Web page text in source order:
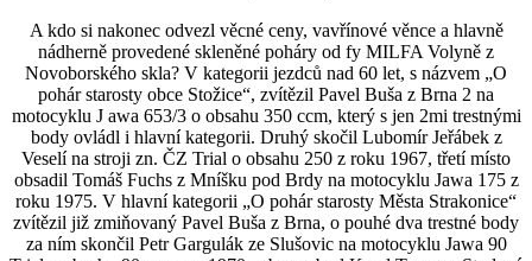
A kdo si nakonec odvezl věcné ceny, vavřínové věnce a hlavně
nádherně provedené skleněné poháry od fy MILFA Volyně z
Novoborského skla? V kategorii jezdců nad 60 let, s názvem „O
pohár starosty obce Stožice“, zvítězil Pavel Buša z Brna 2 na
motocyklu J awa 653/3 o obsahu 350 ccm, který s jen 2mi trestnými
body ovládl i hlavní kategorii. Druhý skočil Lubomír Jeřábek z
Veselí na stroji zn. ČZ Trial o obsahu 250 z roku 1967, třetí místo
obsadil Tomáš Fuchs z Mníšku pod Brdy na motocyklu Jawa 175 z
roku 1975. V hlavní kategorii „O pohár starosty Města Strakonice“
zvítězil již zmiňovaný Pavel Buša z Brna, o pouhé dva trestné body
za ním skončil Petr Gargulák ze Slušovic na motocyklu Jawa 90